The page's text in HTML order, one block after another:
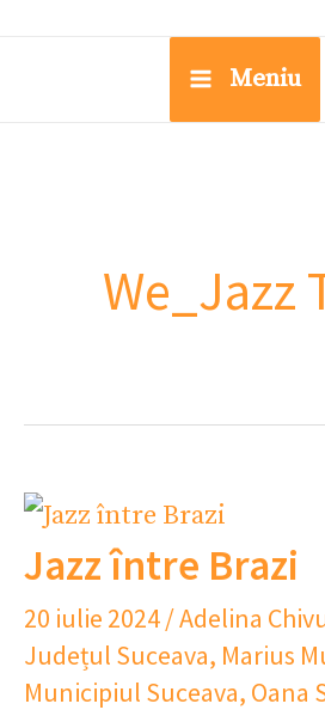
Meniu
We_Jazz
Jazz între Brazi
20 iulie 2024/Adelina
Județul Suceava, Marius
Municipiul Suceava, Oana